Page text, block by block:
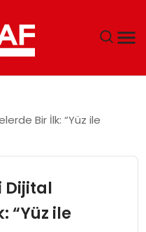
Bir İlk: “Yüz ile
Dijital
“Yüz ile